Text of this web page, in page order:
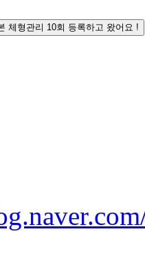
마두역 마사지 / 리본테라피 기본 체형관리 10회 등록하고 왔어요 !